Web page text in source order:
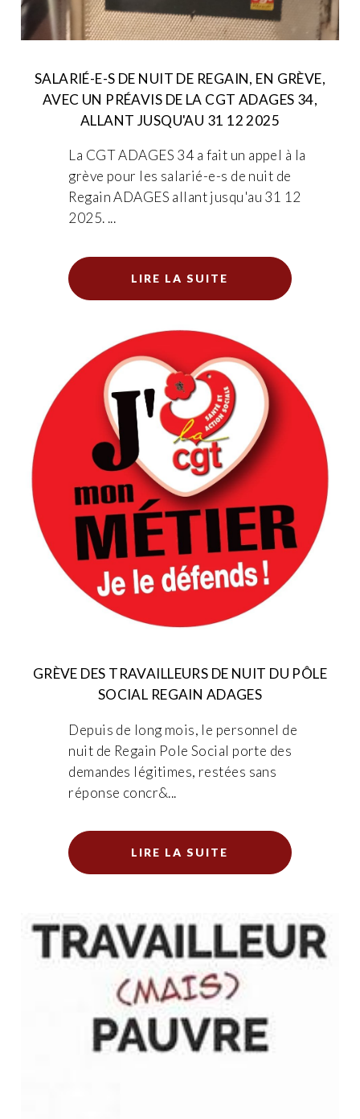
SALARIÉ-E-S DE NUIT DE REGAIN, EN GRÈVE,
AVEC UN PRÉAVIS DE LA CGT ADAGES 34,
ALLANT JUSQU'AU 31 12 2025
La CGT ADAGES 34 a fait un appel à la
grève pour les salarié-e-s de nuit de
Regain ADAGES allant jusqu'au 31 12
2025. ...
LIRE LA SUITE
GRÈVE DES TRAVAILLEURS DE NUIT DU PÔLE
SOCIAL REGAIN ADAGES
Depuis de long mois, le personnel de
nuit de Regain Pole Social porte des
demandes légitimes, restées sans
réponse concr&...
LIRE LA SUITE